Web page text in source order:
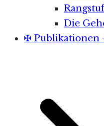
Die
✠ Publikationen